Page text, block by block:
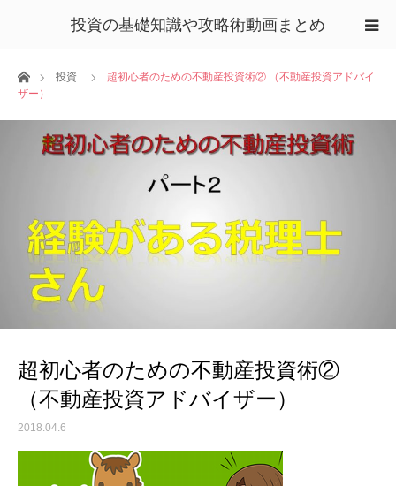
投資の基礎知識や攻略術動画まとめ
ホーム投資
超初心者のための不動産投資術② （不動産投資アドバイ
ザー）
超初心者のための不動産投資術②
（不動産投資アドバイザー）
2018.04.6